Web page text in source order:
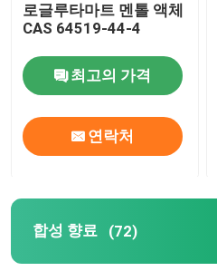
천연 식물 에센셜 오일
순수한 식물 추출물
감미료
모노머 맛
로글루타마트 멘톨 액체
CAS 64519-44-4
최고의 가격
연락처
합성 향료 (72)